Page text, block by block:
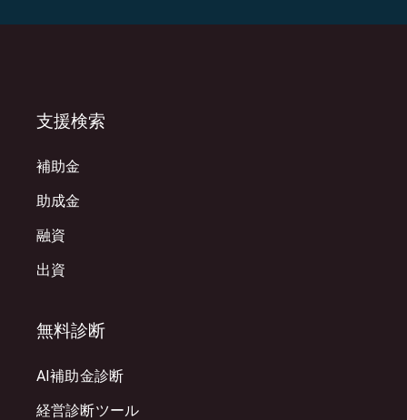
支援検索
補助金
助成金
融資
出資
無料診断
AI補助金診断
経営診断ツール